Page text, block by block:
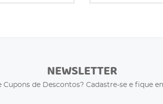
NEWSLETTER
Cupons de Descontos? Cadastre-se e fique